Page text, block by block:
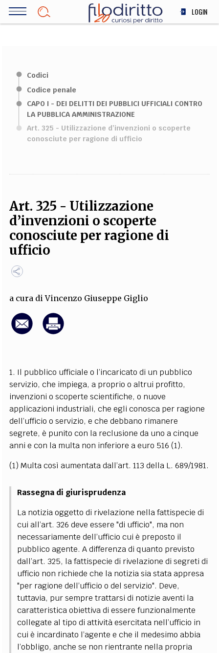
Salta
LOGIN
STORIA E FILOSOFIA
INNOVAZIONE
ALTRO
TEAM
FOTOGRAFI
PARTNER COLLABORA CON NOI
EXTRA
CODICI RUBRICHE
Codici
Codice penale
CAPO I - DEI DELITTI DEI PUBBLICI UFFICIALI CONTRO
LA PUBBLICA AMMINISTRAZIONE
Art. 325 - Utilizzazione d’invenzioni o scoperte
conosciute per ragione di ufficio
Art. 325 - Utilizzazione
d’invenzioni o scoperte
conosciute per ragione di
ufficio
a cura diVincenzo Giuseppe Giglio
1. Il pubblico ufficiale o l’incaricato di un pubblico
servizio, che impiega, a proprio o altrui profitto,
invenzioni o scoperte scientifiche, o nuove
applicazioni industriali, che egli conosca per ragione
dell’ufficio o servizio, e che debbano rimanere
segrete, è punito con la reclusione da uno a cinque
anni e con la multa non inferiore a euro 516(1).
(1) Multa così aumentata dall’art. 113 della L. 689/1981.
Rassegna di giurisprudenza
La notizia oggetto di rivelazione nella fattispecie di
cui all’art. 326 deve essere "di ufficio", ma non
necessariamente dell’ufficio cui è preposto il
pubblico agente. A differenza di quanto previsto
dall’art. 325, la fattispecie di rivelazione di segreti di
ufficio non richiede che la notizia sia stata appresa
"per ragione dell’ufficio o del servizio". Deve,
tuttavia, pur sempre trattarsi di notizie aventi la
caratteristica obiettiva di essere funzionalmente
collegate al tipo di attività esercitata nell’ufficio in
cui è incardinato l’agente e che il medesimo abbia
l’obbligo, anche se non rientrante nella propria